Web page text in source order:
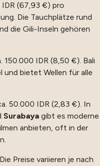
IDR (67,93 €) pro
Die Tauchplätze rund
die Gili-Inseln gehören
150.000 IDR (8,50 €). Bali
und bietet Wellen für alle
50.000 IDR (2,83 €). In
Surabaya gibt es moderne
anbieten, oft in der
Die Preise variieren je nach